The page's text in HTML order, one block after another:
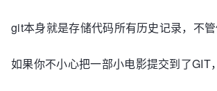
git本身就是存储代码所有历史记录，不
如果你不小心把一部小电影提交到了